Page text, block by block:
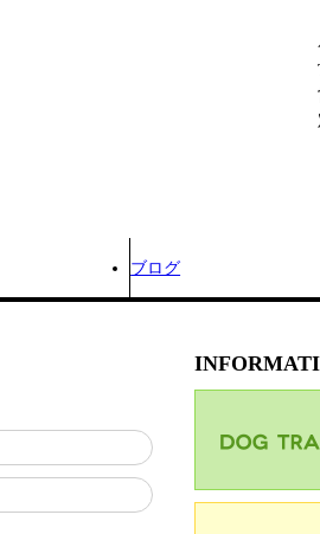
ブログ